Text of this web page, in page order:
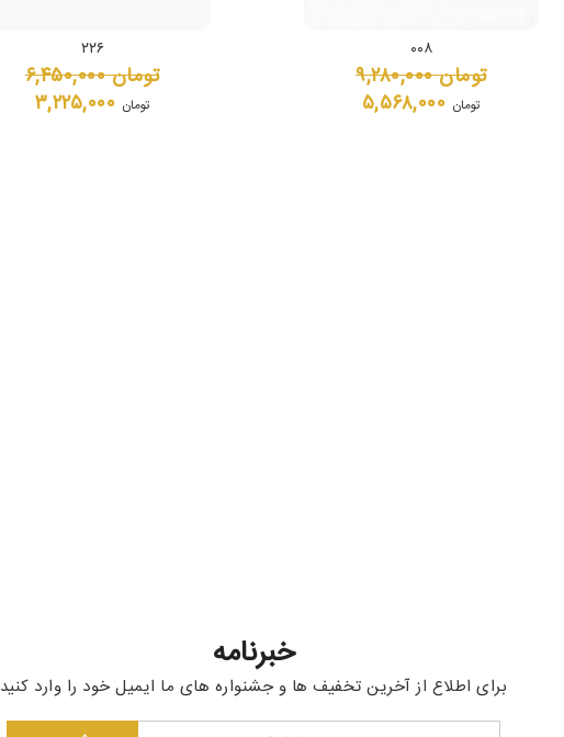
۲۲۶
۶,۴۵۰,۰۰۰تومان
۳,۲۲۵,۰۰۰ تومان
۰۰۸
۹,۲۸۰,۰۰۰تومان
۵,۵۶۸,۰۰۰ تومان
خبرنامه
برای اطلاع از آخرین تخفیف ها و جشنواره های ما ایمیل خود را وارد کنید